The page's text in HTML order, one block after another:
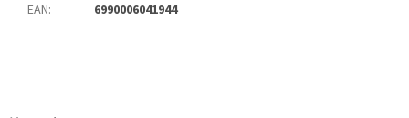
EAN: 6990006041944